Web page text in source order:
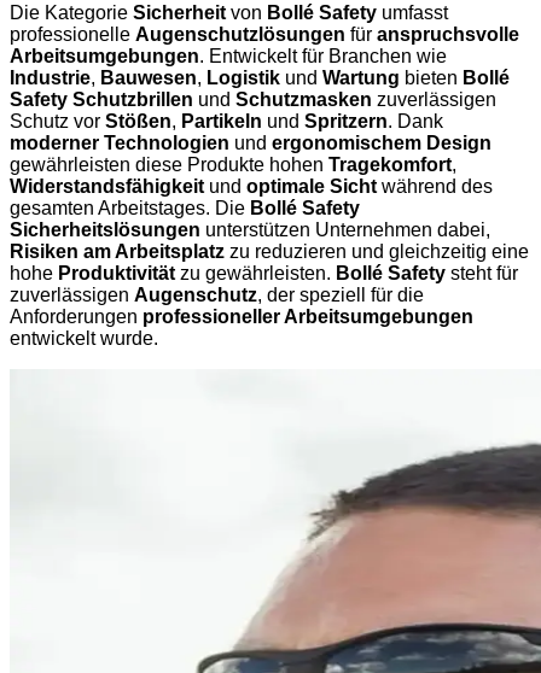
Die Kategorie Sicherheit von Bollé Safety umfasst
professionelle Augenschutzlösungen für anspruchsvolle
Arbeitsumgebungen. Entwickelt für Branchen wie
Industrie, Bauwesen, Logistik und Wartung bieten Bollé
Safety Schutzbrillen und Schutzmasken zuverlässigen
Schutz vor Stößen, Partikeln und Spritzern. Dank
moderner Technologien und ergonomischem Design
gewährleisten diese Produkte hohen Tragekomfort,
Widerstandsfähigkeit und optimale Sicht während des
gesamten Arbeitstages. Die Bollé Safety
Sicherheitslösungen unterstützen Unternehmen dabei,
Risiken am Arbeitsplatz zu reduzieren und gleichzeitig eine
hohe Produktivität zu gewährleisten. Bollé Safety steht für
zuverlässigen Augenschutz, der speziell für die
Anforderungen professioneller Arbeitsumgebungen
entwickelt wurde.